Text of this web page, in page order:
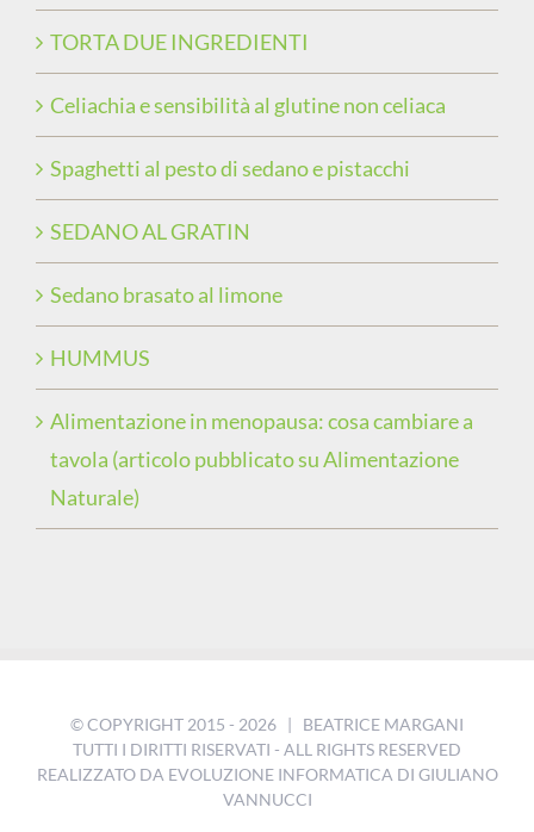
TORTA DUE INGREDIENTI
Celiachia e sensibilità al glutine non celiaca
Spaghetti al pesto di sedano e pistacchi
SEDANO AL GRATIN
Sedano brasato al limone
HUMMUS
Alimentazione in menopausa: cosa cambiare a
tavola (articolo pubblicato su Alimentazione
Naturale)
© COPYRIGHT 2015 - 2026 | BEATRICE MARGANI
TUTTI I DIRITTI RISERVATI - ALL RIGHTS RESERVED
REALIZZATO DA EVOLUZIONE INFORMATICA DI GIULIANO
VANNUCCI